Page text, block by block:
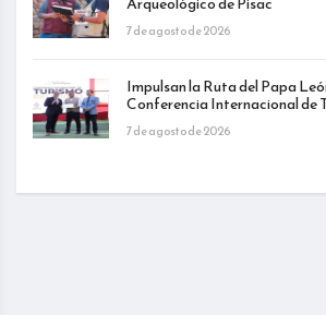
7 de agosto de 2026
Impulsan la Ruta del Papa
Conferencia Internacional de
7 de agosto de 2026